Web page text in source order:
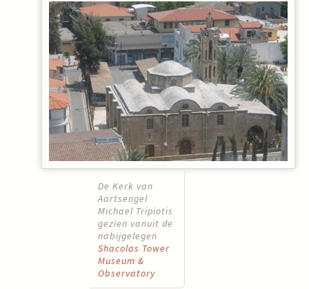
De Kerk van
Aartsengel
Michael Tripiotis
gezien vanuit de
nabijgelegen
Shacolas Tower
Museum &
Observatory